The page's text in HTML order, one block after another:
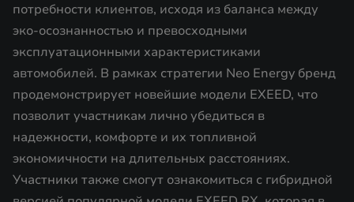
потребности клиентов, исходя из баланса между
эко-осознанностью и превосходными
эксплуатационными характеристиками
автомобилей. В рамках стратегии Neo Energy бренд
продемонстрирует новейшие модели EXEED, что
позволит участникам лично убедиться в
надежности, комфорте и их топливной
экономичности на длительных расстояниях.
Участники также смогут ознакомиться с гибридной